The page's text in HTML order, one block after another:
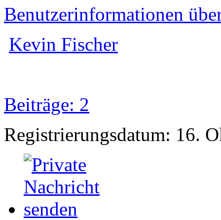
Benutzerinformationen
Kevin Fischer
Beiträge: 2
Registrierungsdatum: 16.